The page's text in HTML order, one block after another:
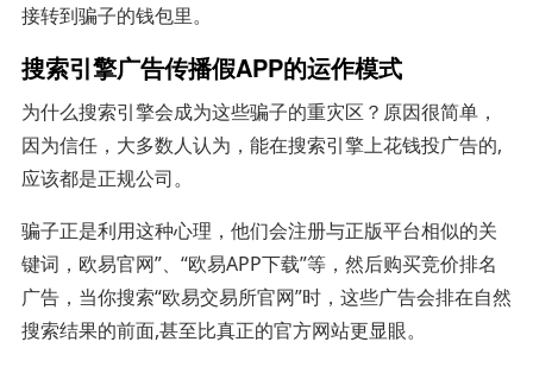
接转到骗子的钱包里。
搜索引擎广告传播假APP的运作模式
为什么搜索引擎会成为这些骗子的重灾区？原因很简单，
因为信任，大多数人认为，能在搜索引擎上花钱投广告的,
应该都是正规公司。
骗子正是利用这种心理，他们会注册与正版平台相似的关
键词，欧易官网”、“欧易APP下载”等，然后购买竞价排名
广告，当你搜索“欧易交易所官网”时，这些广告会排在自然
搜索结果的前面,甚至比真正的官方网站更显眼。